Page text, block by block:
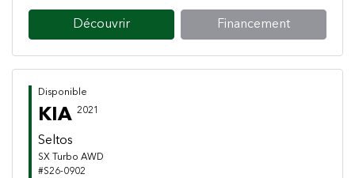
Découvrir Financement
Disponible
KIA 2021
Seltos
SX Turbo AWD
#S26-0902